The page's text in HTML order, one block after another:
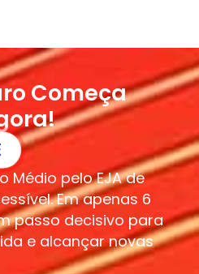
Começa
Médio pelo EJA de
Em apenas 6
passo decisivo para
e alcançar novas